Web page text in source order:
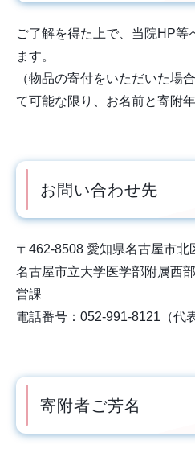
ご了解を得た上で、当院HP等
ます。
（物品の寄付をいただいた場
て可能な限り、お名前と寄附
お問い合わせ先
〒462-8508 愛知県名古屋市北
名古屋市立大学医学部附属西
営課
電話番号：052-991-8121（
寄附者ご芳名